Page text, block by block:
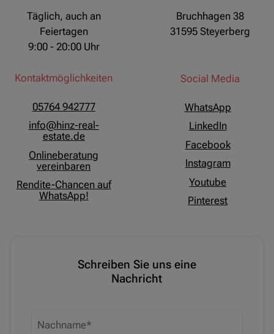
Täglich, auch an
Feiertagen
9:00 - 20:00 Uhr
Kontaktmöglichkeiten
05764 942777
info@hinz-real-
estate.de
Onlineberatung
vereinbaren
Rendite-Chancen auf
WhatsApp!
Bruchhagen 38
31595 Steyerberg
Social Media
WhatsApp
LinkedIn
Facebook
Instagram
Youtube
Pinterest
Schreiben Sie uns eine
Nachricht